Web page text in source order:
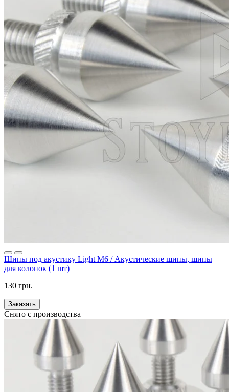
Шипы под акустику Light M6 / Акустические шипы, шипы
для колонок (1 шт)
130 грн.
Заказать
Снято с производства